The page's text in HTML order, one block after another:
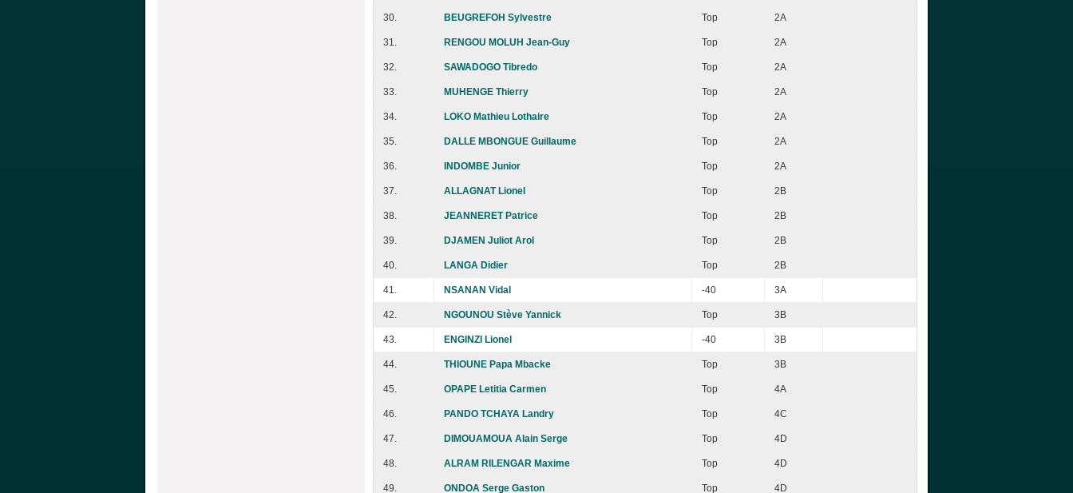
30. BEUGREFOH Sylvestre Top 2A
31. RENGOU MOLUH Jean-Guy Top 2A
32. SAWADOGO Tibredo Top 2A
33. MUHENGE Thierry Top 2A
34. LOKO Mathieu Lothaire Top 2A
35. DALLE MBONGUE Guillaume Top 2A
36. INDOMBE Junior Top 2A
37. ALLAGNAT Lionel Top 2B
38. JEANNERET Patrice Top 2B
39. DJAMEN Juliot Arol Top 2B
40. LANGA Didier Top 2B
41. NSANAN Vidal -40 3A
42. NGOUNOU Stève Yannick Top 3B
43. ENGINZI Lionel -40 3B
44. THIOUNE Papa Mbacke Top 3B
45. OPAPE Letitia Carmen Top 4A
46. PANDO TCHAYA Landry Top 4C
47. DIMOUAMOUA Alain Serge Top 4D
48. ALRAM RILENGAR Maxime Top 4D
49. ONDOA Serge Gaston Top 4D